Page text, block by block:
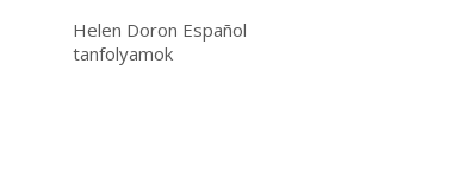
Helen Doron Español
tanfolyamok